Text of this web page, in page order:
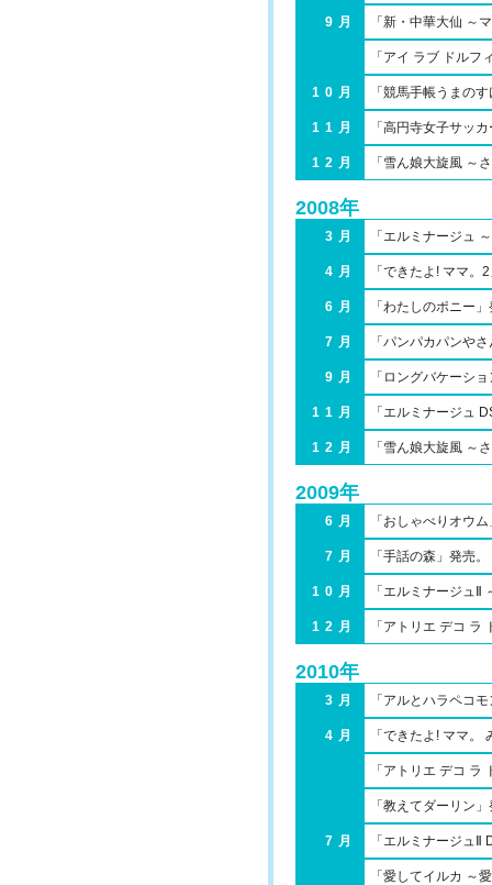
9月 「新・中華大仙 ～
「アイ ラブ ドルフ
10月 「競馬手帳うまの
11月 「高円寺女子サッ
12月 「雪ん娘大旋風 ～
2008年
3月 「エルミナージュ
4月 「できたよ! ママ。
6月 「わたしのポニー
7月 「パンパカパンや
9月 「ロングバケーシ
11月 「エルミナージュ
12月 「雪ん娘大旋風 ～
2009年
6月 「おしゃべりオウ
7月 「手話の森」発売。
10月 「エルミナージュ
12月 「アトリエ デコ ラ
2010年
3月 「アルとハラペコ
4月 「できたよ! ママ。
「アトリエ デコ ラ
「教えてダーリン
7月 「エルミナージュ
「愛してイルカ ～